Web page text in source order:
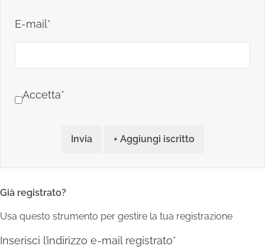
E-mail*
Accetta*
Invia + Aggiungi iscritto
Già registrato?
Usa questo strumento per gestire la tua registrazione
Inserisci l’indirizzo e-mail registrato*